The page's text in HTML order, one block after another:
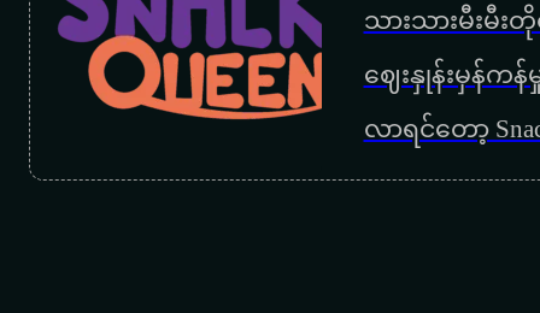
နင်ငါ့ကိုအမြဲလာအပြစ်ရှာ
မှားတဲ့ဖက်မှာ
သားသားမီးမီး
ဈေးနှုန်းမှန်က
လာရင်တော့